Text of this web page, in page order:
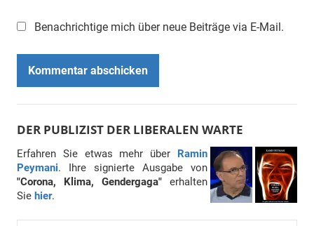
Benachrichtige mich über neue Beiträge via E-Mail.
DER PUBLIZIST DER LIBERALEN WARTE
Erfahren Sie etwas mehr über Ramin
Peymani. Ihre signierte Ausgabe von
"Corona, Klima, Gendergaga" erhalten
Sie hier.